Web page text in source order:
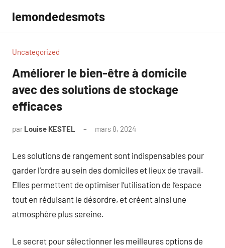
contenu
lemondedesmots
Uncategorized
Améliorer le bien-être à domicile
avec des solutions de stockage
efficaces
par Louise KESTEL mars 8, 2024
Les solutions de rangement sont indispensables pour
garder l’ordre au sein des domiciles et lieux de travail.
Elles permettent de optimiser l’utilisation de l’espace
tout en réduisant le désordre, et créent ainsi une
atmosphère plus sereine.
Le secret pour sélectionner les meilleures options de